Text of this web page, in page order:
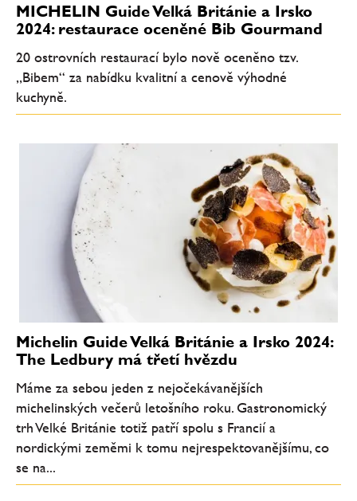
MICHELIN Guide Velká Británie a Irsko
2024: restaurace oceněné Bib Gourmand
20 ostrovních restaurací bylo nově oceněno tzv.
„Bibem“ za nabídku kvalitní a cenově výhodné
kuchyně.
Michelin Guide Velká Británie a Irsko 2024:
The Ledbury má třetí hvězdu
Máme za sebou jeden z nejočekávanějších
michelinských večerů letošního roku. Gastronomický
trh Velké Británie totiž patří spolu s Francií a
nordickými zeměmi k tomu nejrespektovanějšímu, co
se na...